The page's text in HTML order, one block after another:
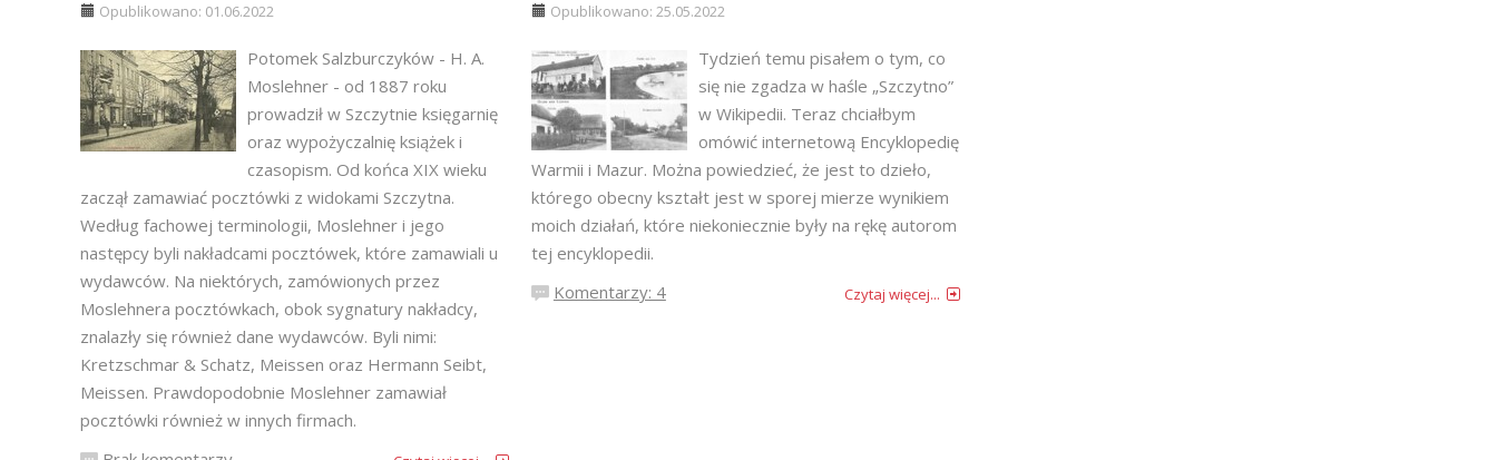
Opublikowano: 01.06.2022
Potomek Salzburczyków - H. A.
Moslehner - od 1887 roku
prowadził w Szczytnie księgarnię
oraz wypożyczalnię książek i
czasopism. Od końca XIX wieku
zaczął zamawiać pocztówki z widokami Szczytna.
Według fachowej terminologii, Moslehner i jego
następcy byli nakładcami pocztówek, które zamawiali u
wydawców. Na niektórych, zamówionych przez
Moslehnera pocztówkach, obok sygnatury nakładcy,
znalazły się również dane wydawców. Byli nimi:
Kretzschmar & Schatz, Meissen oraz Hermann Seibt,
Meissen. Prawdopodobnie Moslehner zamawiał
pocztówki również w innych firmach.
Opublikowano: 25.05.2022
Tydzień temu pisałem o tym, co
się nie zgadza w haśle „Szczytno”
w Wikipedii. Teraz chciałbym
omówić internetową Encyklopedię
Warmii i Mazur. Można powiedzieć, że jest to dzieło,
którego obecny kształt jest w sporej mierze wynikiem
moich działań, które niekoniecznie były na rękę autorom
tej encyklopedii.
Komentarzy: 4
Czytaj więcej...